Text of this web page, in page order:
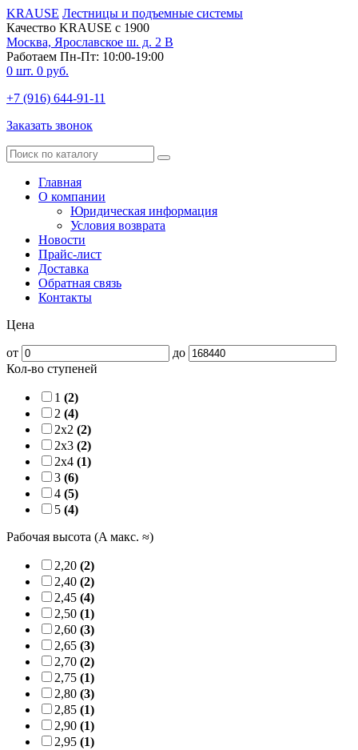
KRAUSE Лестницы и подъемные системы
Качество KRAUSE с 1900
Москва, Ярославское ш. д. 2 В
Работаем Пн-Пт: 10:00-19:00
0 шт. 0 руб.
+7 (916) 644-91-11
Заказать звонок
Главная
О компании
Юридическая информация
Условия возврата
Новости
Прайс-лист
Доставка
Обратная связь
Контакты
Цена
от
до
Кол-во ступеней
1 (2)
2 (4)
2x2 (2)
2x3 (2)
2x4 (1)
3 (6)
4 (5)
5 (4)
Рабочая высота (A макс. ≈)
2,20 (2)
2,40 (2)
2,45 (4)
2,50 (1)
2,60 (3)
2,65 (3)
2,70 (2)
2,75 (1)
2,80 (3)
2,85 (1)
2,90 (1)
2,95 (1)